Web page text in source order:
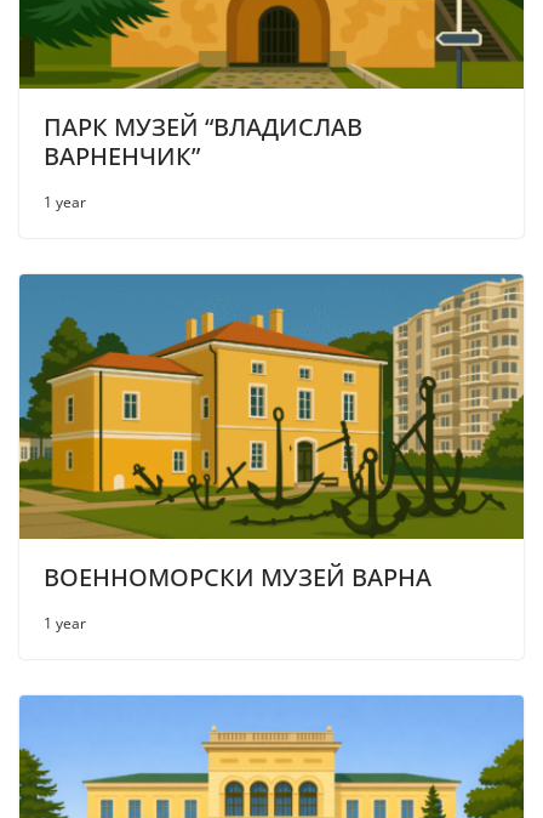
ПАРК МУЗЕЙ “ВЛАДИСЛАВ
ВАРНЕНЧИК”
1 year
ВОЕННОМОРСКИ МУЗЕЙ ВАРНА
1 year